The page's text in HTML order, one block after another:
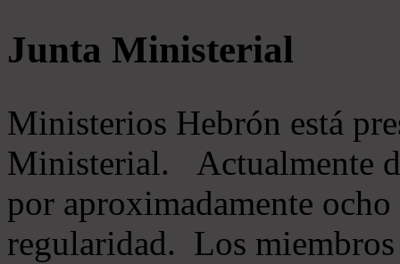
Junta Ministerial
Ministerios Hebrón está
Ministerial. Actualmente
por aproximadamente
regularidad. Los